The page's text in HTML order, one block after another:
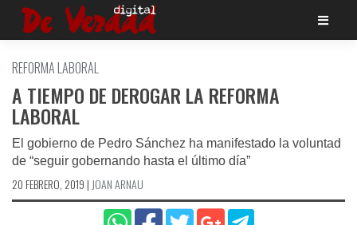
Saltar
REFORMA LABORAL
A TIEMPO DE DEROGAR LA REFORMA
LABORAL
El gobierno de Pedro Sánchez ha manifestado la voluntad
de “seguir gobernando hasta el último día”
20 FEBRERO, 2019 | JOAN ARNAU